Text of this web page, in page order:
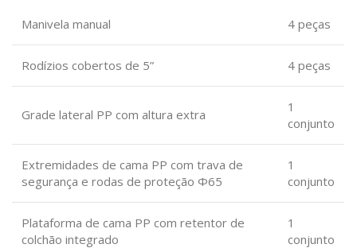
Manivela manual 4 peças
Rodízios cobertos de 5” 4 peças
Grade lateral PP com altura extra
1
conjunto
Extremidades de cama PP com trava de
segurança e rodas de proteção Φ65
1
conjunto
Plataforma de cama PP com retentor de
colchão integrado
1
conjunto